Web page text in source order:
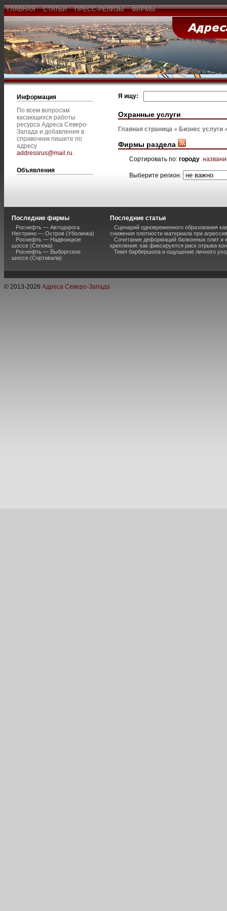
ГЛАВНАЯ СТАТЬИ ПРЕСС-РЕЛИЗЫ ФИРМЫ
Информация
По всем вопросам
касающихся работы
ресурса Адреса Северо-
Запада и добавления в
справочник пишите по
адресу
addressrus@mail.ru.
Объявления
Я ищу:
Охранные услуги
Главная страница Бизнес услуги
Фирмы раздела
Сортировать по: городу
Выберите регион:
Последние фирмы
Роснефть — Автодорога
Нестрино — Остров (Уболинка)
Роснефть — Надвоицкое
шоссе (Сегежа)
Роснефть — Выборгское
шоссе (Сортавала)
Последние статьи
Сценарий одновременного образования
снижения плотности материала при
Сочетание деформаций балконных плит и
крепления: как фиксируется риск отрыва
Темп барбершопа и ощущение личного
© 2013-2026 Адреса Северо-Запада